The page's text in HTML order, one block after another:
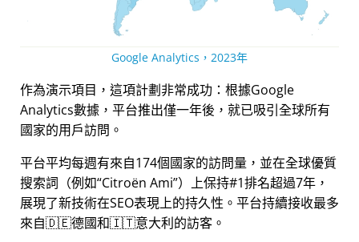
Google Analytics，2023年
作為演示項目，這項計劃非常成功：根據Google
Analytics數據，平台推出僅一年後，就已吸引全球所有
國家的用戶訪問。
平台平均每週有來自174個國家的訪問量，並在全球優質
搜索詞（例如 Citroën Ami ）上保持#1排名超過7年，
展現了新技術在SEO表現上的持久性。平台持續接收最多
來自🇩🇪德國和🇮🇹意大利的訪客。